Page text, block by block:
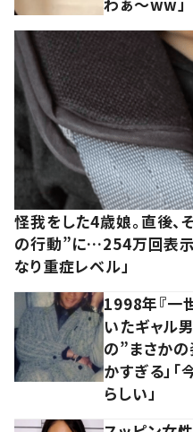
怪我をした4歳娘。直後
の行動”に…254万回表示
なり重症レベル」
1998年『一
いたギャル
の”まさかの
かすぎる」「
らしい」